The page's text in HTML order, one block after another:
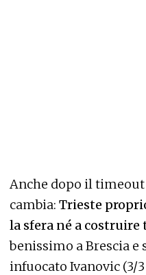
Anche dopo il
cambia: Trieste
la sfera né a
benissimo a Brescia
infuocato Ivanovic (3/3